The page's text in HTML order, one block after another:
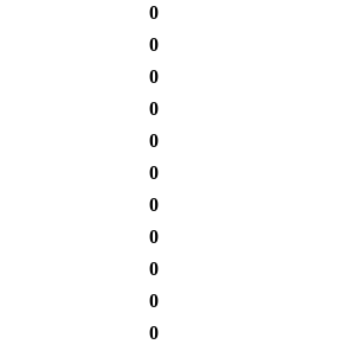
0
0
0
0
0
0
0
0
0
0
0